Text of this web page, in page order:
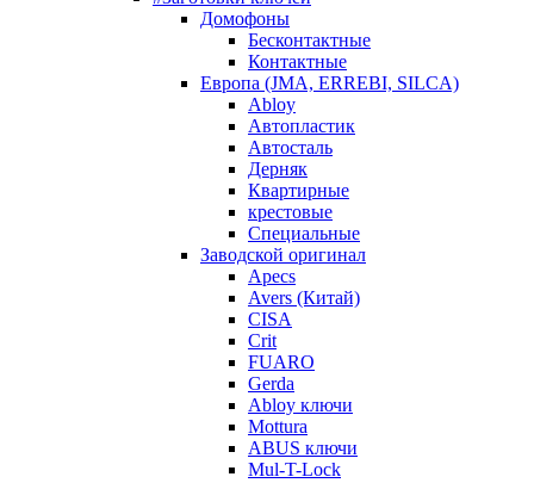
Домофоны
Бесконтактные
Контактные
Европа (JMA, ERREBI, SILCA)
Abloy
Автопластик
Автосталь
Дерняк
Квартирные
крестовые
Специальные
Заводской оригинал
Apecs
Avers (Китай)
CISA
Crit
FUARO
Gerda
Abloy ключи
Mottura
ABUS ключи
Mul-T-Lock